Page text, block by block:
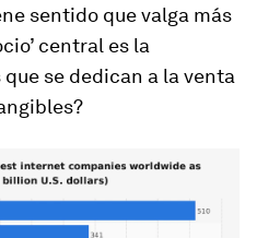
sentido que valga más
central es la
se dedican a la venta